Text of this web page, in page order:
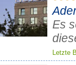
Es
Letzte